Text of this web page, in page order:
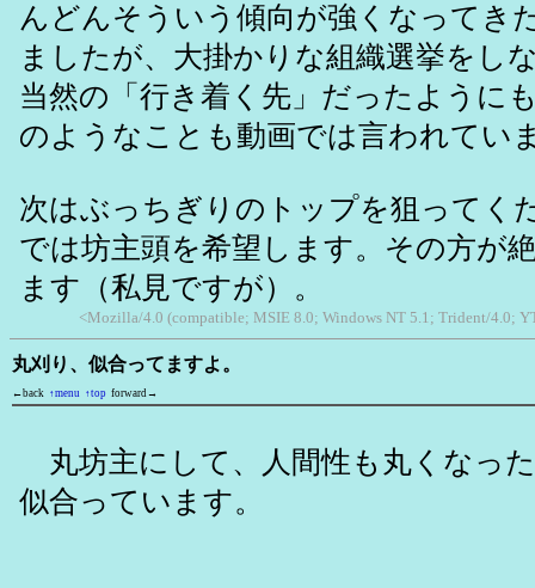
んどんそういう傾向が強くなってき
ましたが、大掛かりな組織選挙をし
当然の「行き着く先」だったように
のようなことも動画では言われてい
次はぶっちぎりのトップを狙ってく
では坊主頭を希望します。その方が
ます（私見ですが）。
<Mozilla/4.0 (compatible; MSIE 8.0; Windows NT 5.1; Trident/4.0;
丸刈り、似合ってますよ。
←back ↑menu ↑top forward→
丸坊主にして、人間性も丸くなっ
似合っています。